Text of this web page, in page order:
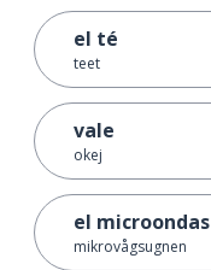
el té
teet
vale
okej
el microondas
mikrovågsugnen